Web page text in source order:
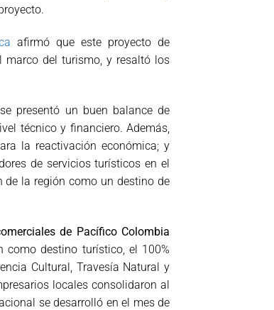
afirmó que este proyecto de
marco del turismo, y resaltó los
presentó un buen balance de
técnico y financiero. Además,
la reactivación económica; y
de servicios turísticos en el
la región como un destino de
de Pacífico Colombia
como destino turístico, el 100%
Cultural, Travesía Natural y
locales consolidaron al
se desarrolló en el mes de